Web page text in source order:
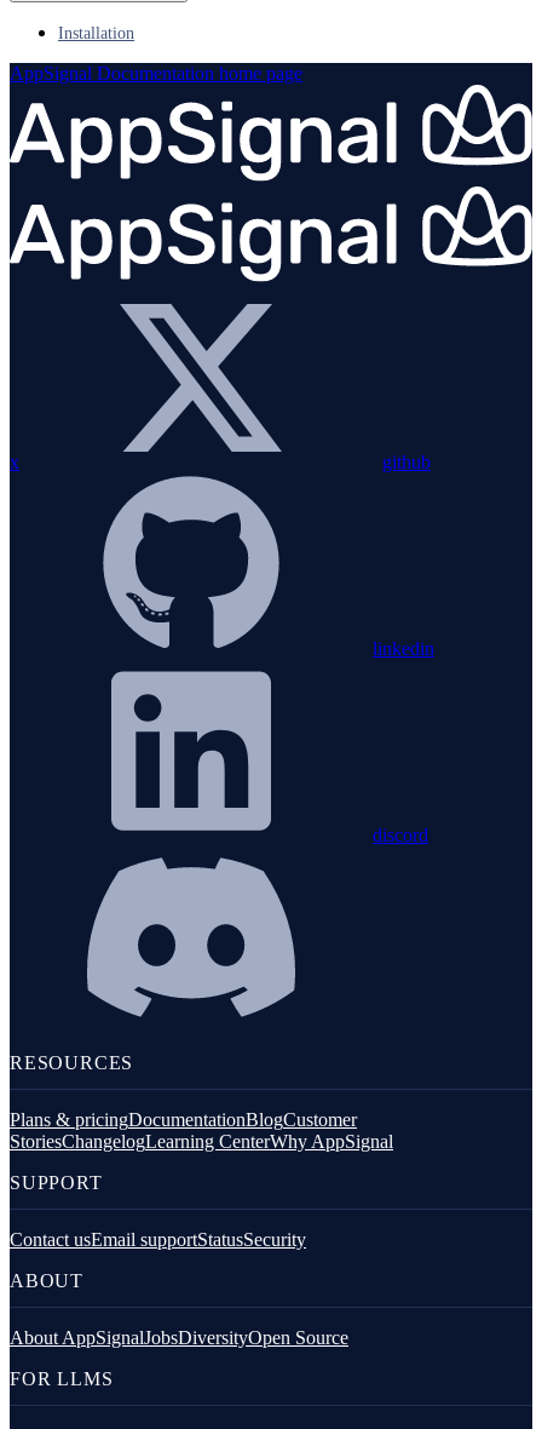
Installation
AppSignal Documentation home page
x github
linkedin
discord
RESOURCES
Plans & pricingDocumentationBlogCustomer
StoriesChangelogLearning CenterWhy AppSignal
SUPPORT
Contact usEmail supportStatusSecurity
ABOUT
About AppSignalJobsDiversityOpen Source
FOR LLMS